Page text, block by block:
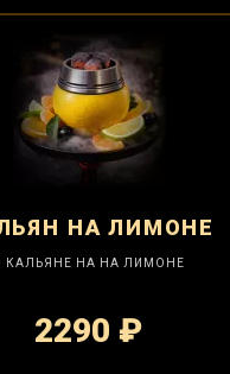
НА ЛИМОНЕ
КАЛЬЯНЕ НА НА ЛИМОНЕ
2290 ₽